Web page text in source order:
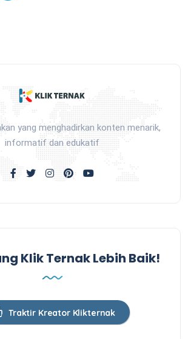
yang menghadirkan konten menarik,
informatif dan edukatif
Klik Ternak Lebih Baik!
Traktir Kreator Klikternak